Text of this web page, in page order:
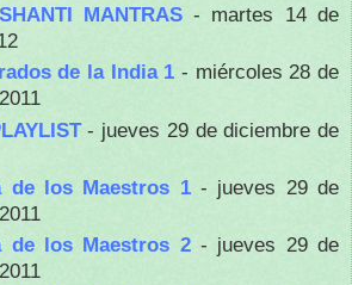
MANTRAS- martes 14 de
de la India 1 - miércoles 28 de
- jueves 29 de diciembre de
de los Maestros 1- jueves 29 de
de los Maestros 2- jueves 29 de